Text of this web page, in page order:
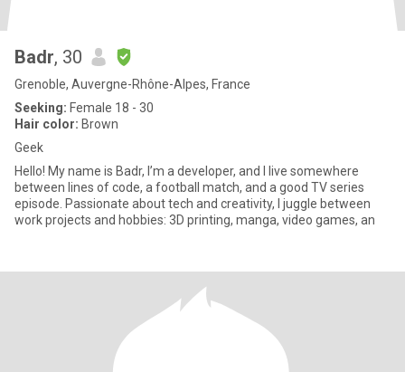
Badr, 30
Grenoble, Auvergne-Rhône-Alpes, France
Seeking: Female 18 - 30
Hair color: Brown
Geek
Hello! My name is Badr, I’m a developer, and I live somewhere
between lines of code, a football match, and a good TV series
episode. Passionate about tech and creativity, I juggle between
work projects and hobbies: 3D printing, manga, video games, an